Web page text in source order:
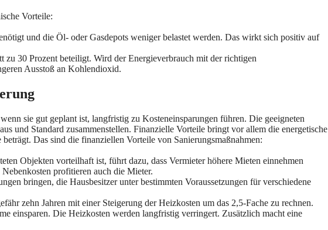
Vorteile:
und die Öl- oder Gasdepots weniger belastet werden. Das wirkt sich positiv auf
zu 30 Prozent beteiligt. Wird der Energieverbrauch mit der richtigen
Ausstoß an Kohlendioxid.
sie gut geplant ist, langfristig zu Kosteneinsparungen führen. Die geeigneten
und Standard zusammenstellen. Finanzielle Vorteile bringt vor allem die energetische
Das sind die finanziellen Vorteile von Sanierungsmaßnahmen:
Objekten vorteilhaft ist, führt dazu, dass Vermieter höhere Mieten einnehmen
profitieren auch die Mieter.
bringen, die Hausbesitzer unter bestimmten Voraussetzungen für verschiedene
zehn Jahren mit einer Steigerung der Heizkosten um das 2,5-Fache zu rechnen.
einsparen. Die Heizkosten werden langfristig verringert. Zusätzlich macht eine